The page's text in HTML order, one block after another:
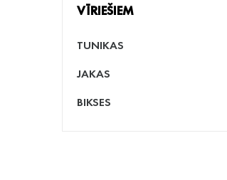
VĪRIEŠIEM
TUNIKAS
JAKAS
BIKSES